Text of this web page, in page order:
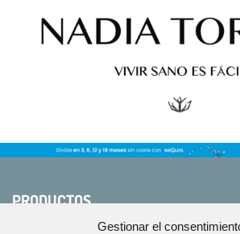
Gestionar el
PRODUCTOS
Hidrogenadores de agua